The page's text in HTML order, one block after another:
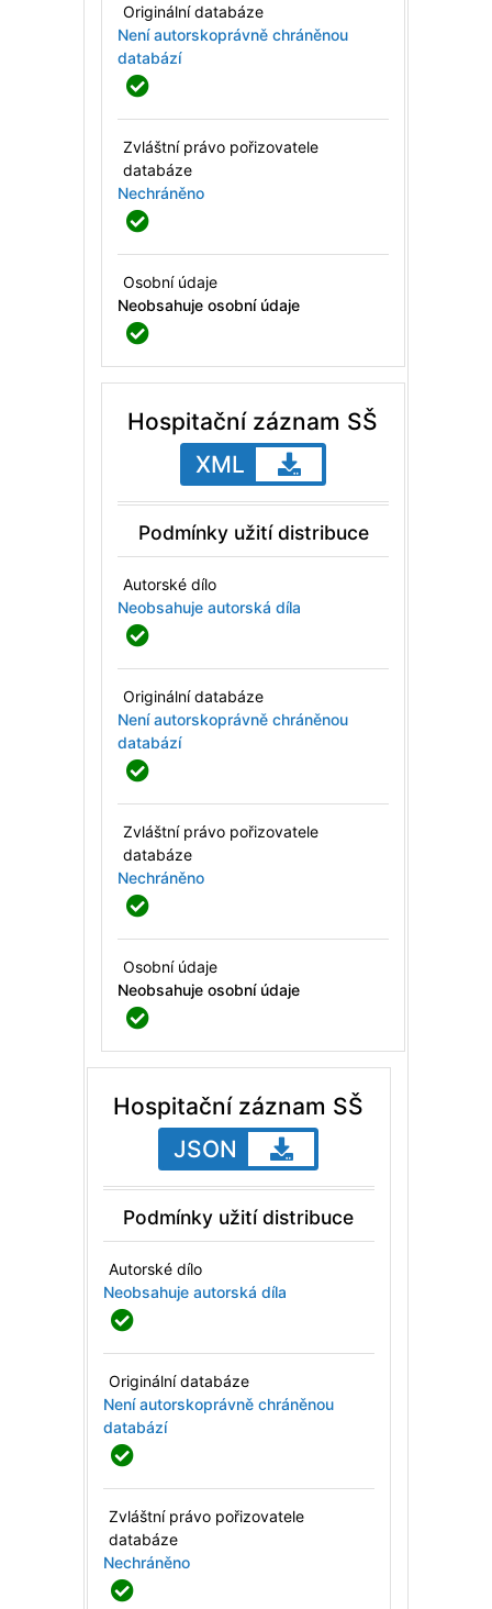
Originální databáze
Není autorskoprávně chráněnou
databází
Zvláštní právo pořizovatele
databáze
Nechráněno
Osobní údaje
Neobsahuje osobní údaje
Hospitační záznam SŠ
XML
Podmínky užití distribuce
Autorské dílo
Neobsahuje autorská díla
Originální databáze
Není autorskoprávně chráněnou
databází
Zvláštní právo pořizovatele
databáze
Nechráněno
Osobní údaje
Neobsahuje osobní údaje
Hospitační záznam SŠ
JSON
Podmínky užití distribuce
Autorské dílo
Neobsahuje autorská díla
Originální databáze
Není autorskoprávně chráněnou
databází
Zvláštní právo pořizovatele
databáze
Nechráněno